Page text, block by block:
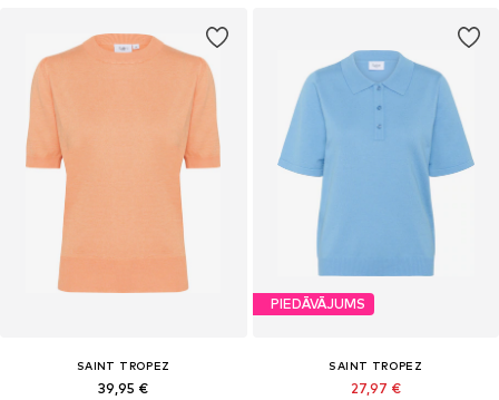
SAINT TROPEZ
39,95 €
PIEDĀVĀJUMS
SAINT TROPEZ
27,97 €